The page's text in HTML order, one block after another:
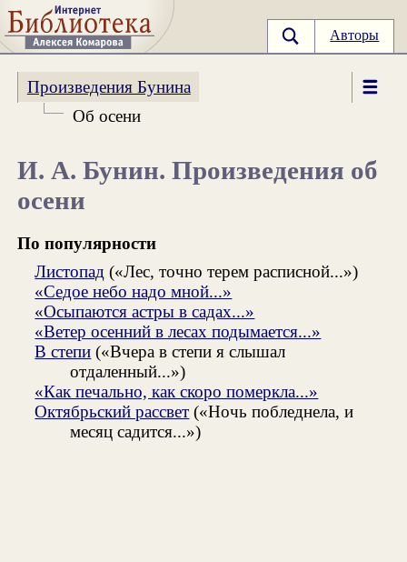
Авторы
Произведения Бунина
Об осени
И. А. Бунин. Произведения об
осени
По популярности
Листопад («Лес, точно терем расписной...»)
«Седое небо надо мной...»
«Осыпаются астры в садах...»
«Ветер осенний в лесах подымается...»
В степи («Вчера в степи я слышал
отдаленный...»)
«Как печально, как скоро померкла...»
Октябрьский рассвет («Ночь побледнела, и
месяц садится...»)